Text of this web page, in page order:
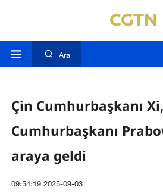
Ara
Çin Cumhurbaşkanı
Cumhurbaşkanı
araya geldi
09:54:19 2025-09-03